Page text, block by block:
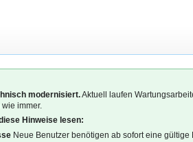
modernisiert.Aktuell laufen
immer.
Hinweise lesen:
Neue Benutzer benötigen ab sofort eine